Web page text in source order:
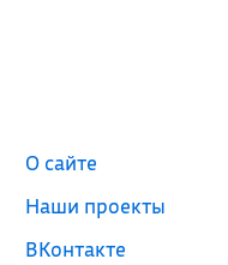
О сайте
Наши проекты
ВКонтакте